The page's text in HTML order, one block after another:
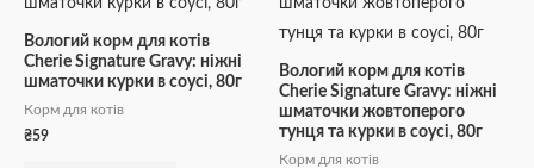
Вологий корм для котів
Cherie Signature Gravy: ніжні
шматочки курки в соусі, 80г
Корм для котів
₴59
Вологий корм для котів
Cherie Signature Gravy: ніжні
шматочки жовтоперого
тунця та курки в соусі, 80г
Корм для котів